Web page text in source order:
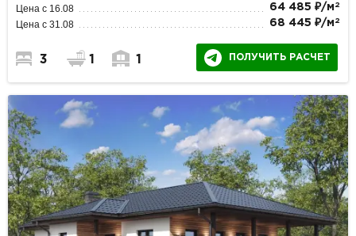
Цена с 16.08 64 485 ₽/м 2
Цена с 31.08 68 445 ₽/м 2
3 1 1 ПОЛУЧИТЬ РАСЧЕТ